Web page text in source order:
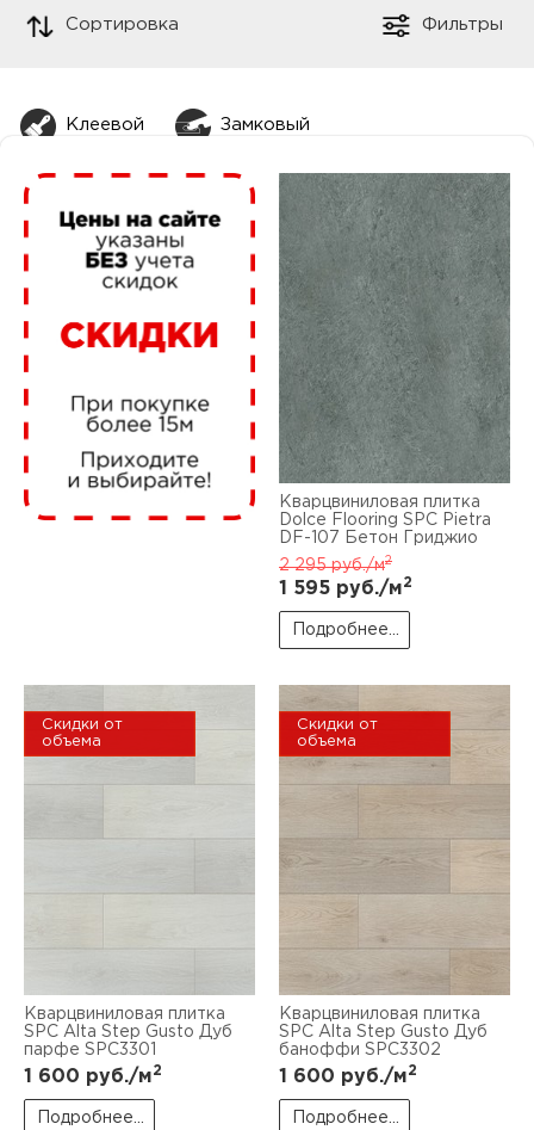
Сортировка Фильтры
Клеевой Замковый
Кварцвиниловая плитка
Dolce Flooring SPC Pietra
DF-107 Бетон Гриджио
2 295руб./м2
1 595 руб./м2
Подробнее...
Скидки от
объема
Кварцвиниловая плитка
SPC Alta Step Gusto Дуб
парфе SPC3301
1 600 руб./м2
Подробнее...
Скидки от
объема
Кварцвиниловая плитка
SPC Alta Step Gusto Дуб
баноффи SPC3302
1 600 руб./м2
Подробнее...